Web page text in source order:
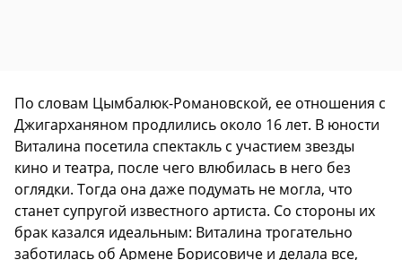
По словам Цымбалюк-Романовской, ее отношения с
Джигарханяном продлились около 16 лет. В юности
Виталина посетила спектакль с участием звезды
кино и театра, после чего влюбилась в него без
оглядки. Тогда она даже подумать не могла, что
станет супругой известного артиста. Со стороны их
брак казался идеальным: Виталина трогательно
заботилась об Армене Борисовиче и делала все,